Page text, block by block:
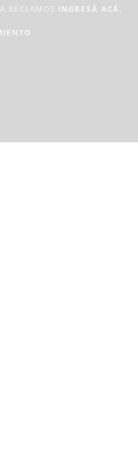
RECLAMOS INGRESÁ ACÁ.